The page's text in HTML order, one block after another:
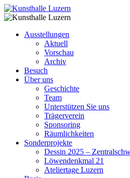
Ausstellungen
Aktuell
Vorschau
Archiv
Besuch
Über uns
Geschichte
Team
Unterstützen Sie uns
Trägerverein
Sponsoring
Räumlichkeiten
Sonderprojekte
Dessin 2025 –
Löwendenkmal 21
Ateliertage Luzern